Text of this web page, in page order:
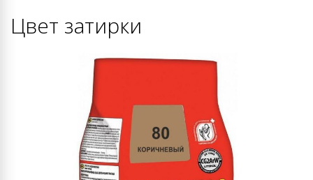
Цвет затирки